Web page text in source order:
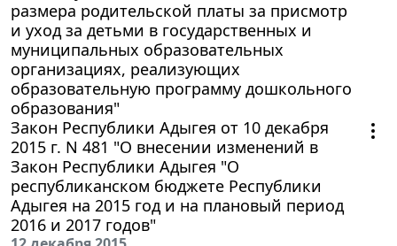
размера родительской платы за присмотр
и уход за детьми в государственных и
муниципальных образовательных
организациях, реализующих
образовательную программу дошкольного
образования"
Закон Республики Адыгея от 10 декабря
2015 г. N 481 "О внесении изменений в
Закон Республики Адыгея "О
республиканском бюджете Республики
Адыгея на 2015 год и на плановый период
2016 и 2017 годов"